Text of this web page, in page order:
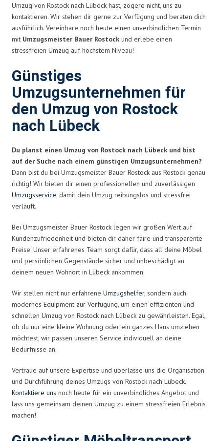
Umzug von Rostock nach Lübeck hast, zögere nicht, uns zu
kontaktieren. Wir stehen dir gerne zur Verfügung und beraten dich
ausführlich. Vereinbare noch heute einen unverbindlichen Termin
mit Umzugsmeister Bauer Rostock und erlebe einen
stressfreien Umzug auf höchstem Niveau!
Günstiges
Umzugsunternehmen für
den Umzug von Rostock
nach Lübeck
Du planst einen Umzug von Rostock nach Lübeck und bist
auf der Suche nach einem günstigen Umzugsunternehmen?
Dann bist du bei Umzugsmeister Bauer Rostock aus Rostock genau
richtig! Wir bieten dir einen professionellen und zuverlässigen
Umzugsservice, damit dein Umzug reibungslos und stressfrei
verläuft.
Bei Umzugsmeister Bauer Rostock legen wir großen Wert auf
Kundenzufriedenheit und bieten dir daher faire und transparente
Preise. Unser erfahrenes Team sorgt dafür, dass all deine Möbel
und persönlichen Gegenstände sicher und unbeschädigt an
deinem neuen Wohnort in Lübeck ankommen.
Wir stellen nicht nur erfahrene Umzugshelfer, sondern auch
modernes Equipment zur Verfügung, um einen effizienten und
schnellen Umzug von Rostock nach Lübeck zu gewährleisten. Egal,
ob du nur eine kleine Wohnung oder ein ganzes Haus umziehen
möchtest, wir passen unseren Service individuell an deine
Bedürfnisse an.
Vertraue auf unsere Expertise und überlasse uns die Organisation
und Durchführung deines Umzugs von Rostock nach Lübeck.
Kontaktiere uns noch heute für ein unverbindliches Angebot und
lass uns gemeinsam deinen Umzug zu einem stressfreien Erlebnis
machen!